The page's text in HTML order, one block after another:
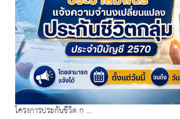
โครงการประกันชีวิต ก ...